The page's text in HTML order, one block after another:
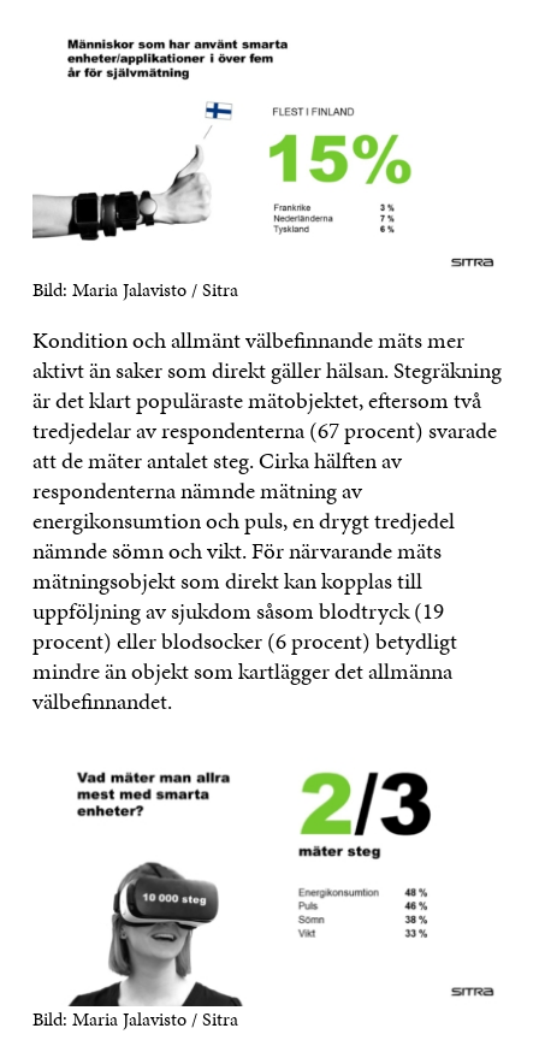
Bild: Maria Jalavisto / Sitra
Kondition och allmänt välbefinnande mäts mer
aktivt än saker som direkt gäller hälsan. Stegräkning
är det klart populäraste mätobjektet, eftersom två
tredjedelar av respondenterna (67 procent) svarade
att de mäter antalet steg. Cirka hälften av
respondenterna nämnde mätning av
energikonsumtion och puls, en drygt tredjedel
nämnde sömn och vikt. För närvarande mäts
mätningsobjekt som direkt kan kopplas till
uppföljning av sjukdom såsom blodtryck (19
procent) eller blodsocker (6 procent) betydligt
mindre än objekt som kartlägger det allmänna
välbefinnandet.
Bild: Maria Jalavisto / Sitra